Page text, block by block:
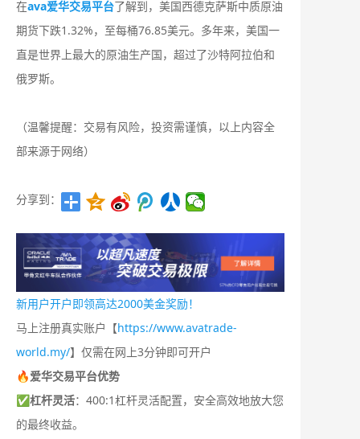
在ava爱华交易平台了解到，美国西德克萨斯中质原油
期货下跌1.32%，至每桶76.85美元。多年来，美国一
直是世界上最大的原油生产国，超过了沙特阿拉伯和
俄罗斯。
（温馨提醒：交易有风险，投资需谨慎，以上内容全
部来源于网络）
分享到：
新用户开户即领高达2000美金奖励！
马上注册真实账户【https://www.avatrade-
world.my/】仅需在网上3分钟即可开户
🔥爱华交易平台优势
✅杠杆灵活：400:1杠杆灵活配置，安全高效地放大您
的最终收益。